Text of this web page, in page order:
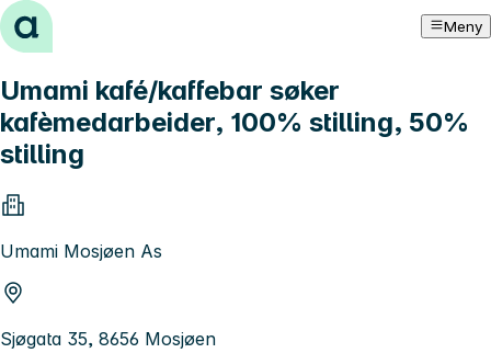
Hopp til innhold Meny
Umami kafé/kaffebar søker
kafèmedarbeider, 100% stilling, 50%
stilling
Umami Mosjøen As
Sjøgata 35, 8656 Mosjøen